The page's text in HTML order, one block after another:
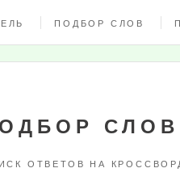
ПОДБОР СЛОВ
СЛОВ
ОТВЕТОВ НА